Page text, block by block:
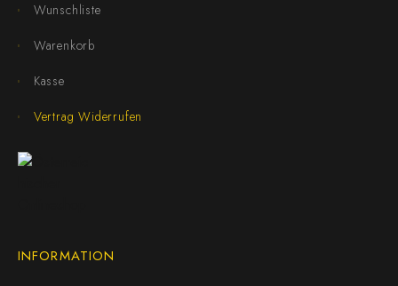
Wunschliste
Warenkorb
Kasse
Vertrag Widerrufen
INFORMATION